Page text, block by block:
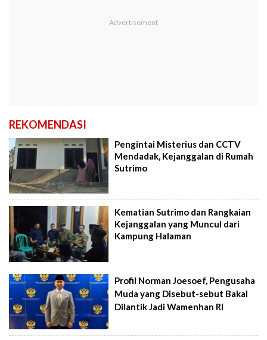
REKOMENDASI
Pengintai Misterius dan CCTV
Mendadak, Kejanggalan di Rumah
Sutrimo
Kematian Sutrimo dan Rangkaian
Kejanggalan yang Muncul dari
Kampung Halaman
Profil Norman Joesoef, Pengusaha
Muda yang Disebut-sebut Bakal
Dilantik Jadi Wamenhan RI